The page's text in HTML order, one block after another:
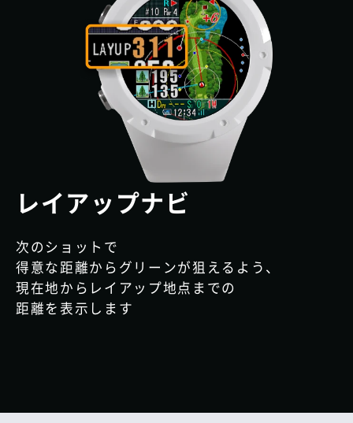
レイアップナビ
次のショットで
得意な距離からグリーンが狙えるよう、
現在地からレイアップ地点までの
距離を表示します